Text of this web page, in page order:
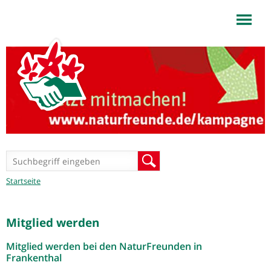
Suchformular
Sie
Startseite
Mitglied werden
Mitglied werden bei den NaturFreunden in
Frankenthal